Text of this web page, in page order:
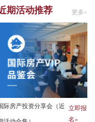
期活动推荐 更多»
际房产投资分享会（近 立即报
名»